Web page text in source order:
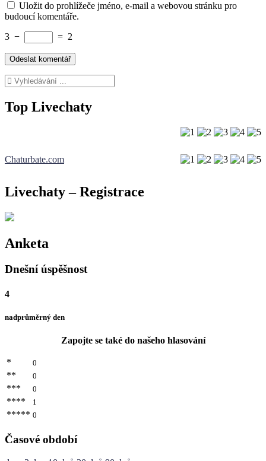
Uložit do prohlížeče jméno, e-mail a webovou stránku pro
budoucí komentáře.
3 − = 2
Top Livechaty
Chaturbate.com
Livechaty – Registrace
Anketa
Dnešní úspěšnost
4
nadprůměrný den
Zapojte se také do našeho hlasování
* 0
** 0
*** 0
**** 1
***** 0
Časové období